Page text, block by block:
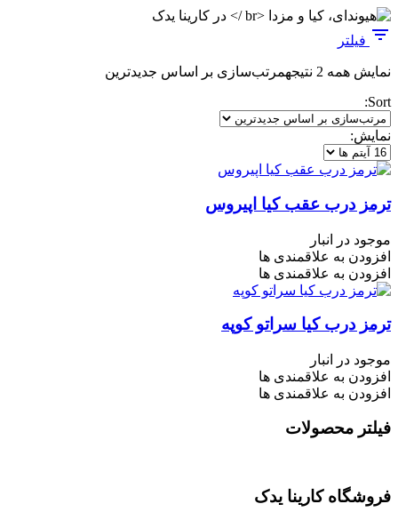
فیلتر
نمایش همه 2 نتیجه
مرتب‌سازی بر اساس جدیدترین
Sort:
نمایش:
ترمز درب عقب کیا اپیروس
موجود در انبار
افزودن به علاقمندی ها
افزودن به علاقمندی ها
ترمز درب کیا سراتو کوپه
موجود در انبار
افزودن به علاقمندی ها
افزودن به علاقمندی ها
فیلتر محصولات
فروشگاه کارینا یدک